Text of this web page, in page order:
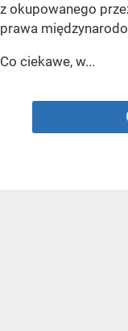
z okupowanego
prawa
Co ciekawe, w...